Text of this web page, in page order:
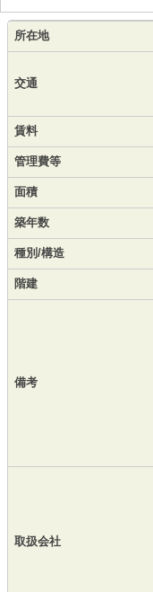
所在地
交通
賃料
管理費等
面積
築年数
種別/構造
階建
備考
取扱会社